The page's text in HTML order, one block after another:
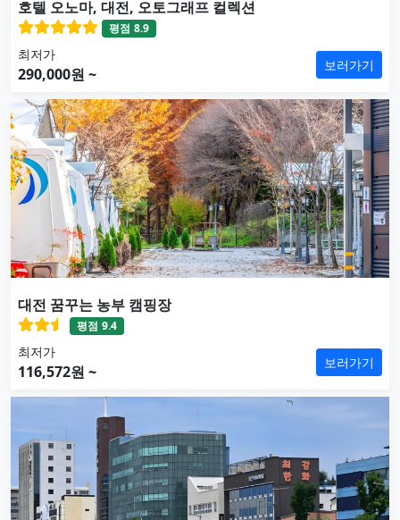
호텔 오노마, 대전, 오토그래프 컬렉션
평점 8.9
최저가
290,000원 ~ 보러가기
대전 꿈꾸는 농부 캠핑장
평점 9.4
최저가
116,572원 ~ 보러가기